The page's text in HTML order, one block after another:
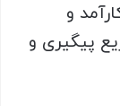
و
پیگیری و